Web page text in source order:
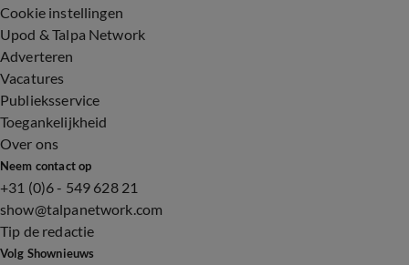
Cookie instellingen
Upod & Talpa Network
Adverteren
Vacatures
Publieksservice
Toegankelijkheid
Over ons
Neem contact op
+31 (0)6 - 549 628 21
show@talpanetwork.com
Tip de redactie
Volg Shownieuws